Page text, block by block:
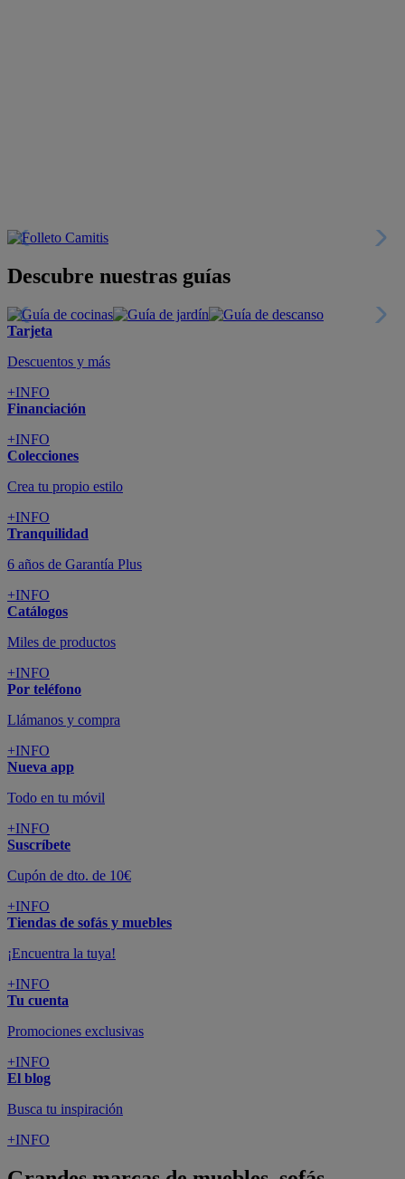
Descubre nuestras guías
Tarjeta
Descuentos y más
+INFO
Financiación
+INFO
Colecciones
Crea tu propio estilo
+INFO
Tranquilidad
6 años de Garantía Plus
+INFO
Catálogos
Miles de productos
+INFO
Por teléfono
Llámanos y compra
+INFO
Nueva app
Todo en tu móvil
+INFO
Suscríbete
Cupón de dto. de 10€
+INFO
Tiendas de sofás y muebles
¡Encuentra la tuya!
+INFO
Tu cuenta
Promociones exclusivas
+INFO
El blog
Busca tu inspiración
+INFO